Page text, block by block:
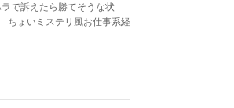
で訴えたら勝てそうな状
ちょいミステリ風お仕事系経